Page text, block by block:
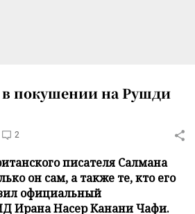
покушении на Рушди
2
писателя Салмана
он сам, а также те, кто его
официальный
Ирана Насер Канани Чафи.